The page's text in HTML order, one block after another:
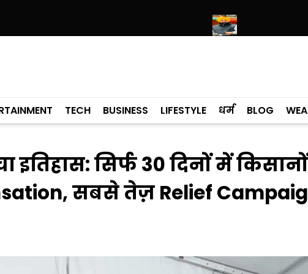
श्री हरिमंदिर साहिब में उमड़ा श्रद्धालुओं का सैलाब
TECH BUSINESS LIFESTYLE धर्म BLOG
सिर्फ 30 दिनों में
सबसे तेज़ Relief